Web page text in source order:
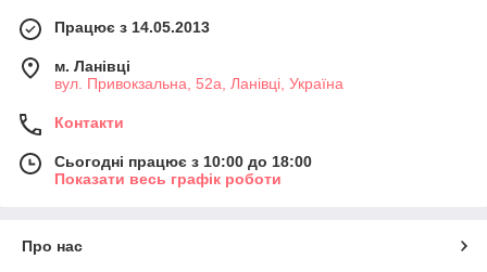
Працює з 14.05.2013
м. Ланівці
вул. Привокзальна, 52а, Ланівці, Україна
Контакти
Сьогодні працює з 10:00 до 18:00
Показати весь графік роботи
Про нас